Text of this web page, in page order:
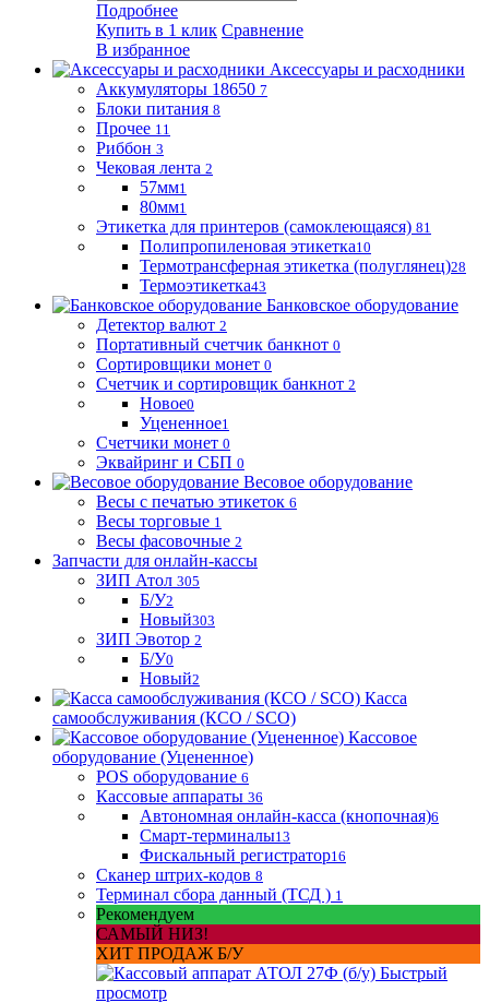
Подробнее
Купить в 1 клик Сравнение
В избранное
Аксессуары и расходники
Аккумуляторы 18650 7
Блоки питания 8
Прочее 11
Риббон 3
Чековая лента 2
57мм1
80мм1
Этикетка для принтеров (самоклеющаяся) 81
Полипропиленовая этикетка10
Термотрансферная этикетка (полуглянец)28
Термоэтикетка43
Банковское оборудование
Детектор валют 2
Портативный счетчик банкнот 0
Сортировщики монет 0
Счетчик и сортировщик банкнот 2
Новое0
Уцененное1
Счетчики монет 0
Эквайринг и СБП 0
Весовое оборудование
Весы с печатью этикеток 6
Весы торговые 1
Весы фасовочные 2
Запчасти для онлайн-кассы
ЗИП Атол 305
Б/У2
Новый303
ЗИП Эвотор 2
Б/У0
Новый2
Касса
самообслуживания (КСО / SCO)
Кассовое
оборудование (Уцененное)
POS оборудование 6
Кассовые аппараты 36
Автономная онлайн-касса (кнопочная)6
Смарт-терминалы13
Фискальный регистратор16
Сканер штрих-кодов 8
Терминал сбора данный (ТСД ) 1
Рекомендуем
САМЫЙ НИЗ!
ХИТ ПРОДАЖ Б/У
Быстрый
просмотр